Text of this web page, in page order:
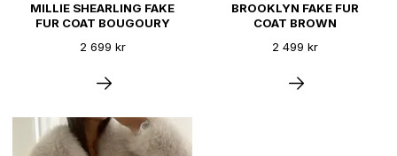
MILLIE SHEARLING FAKE
FUR COAT BOUGOURY
2 699 kr
BROOKLYN FAKE FUR
COAT BROWN
2 499 kr